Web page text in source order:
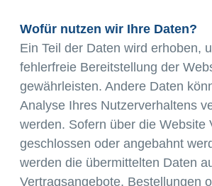
Wofür nutzen wir Ihre Daten?
Ein Teil der Daten wird erhoben,
fehlerfreie Bereitstellung der
gewährleisten. Andere Daten
Analyse Ihres Nutzerverhaltens
werden. Sofern über die Website
geschlossen oder angebahnt
werden die übermittelten Daten
Vertragsangebote, Bestellungen